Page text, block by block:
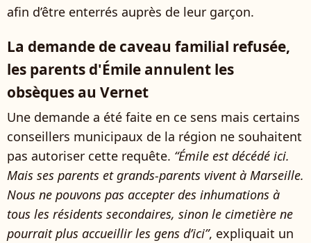
afin d’être enterrés auprès de leur garçon.
La demande de caveau familial refusée,
les parents d'Émile annulent les
obsèques au Vernet
Une demande a été faite en ce sens mais certains
conseillers municipaux de la région ne souhaitent
pas autoriser cette requête. “Émile est décédé ici.
Mais ses parents et grands-parents vivent à Marseille.
Nous ne pouvons pas accepter des inhumations à
tous les résidents secondaires, sinon le cimetière ne
pourrait plus accueillir les gens d’ici”, expliquait un